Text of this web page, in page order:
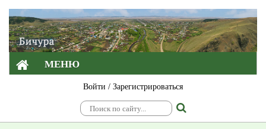
МЕНЮ
Войти / Зарегистрироваться